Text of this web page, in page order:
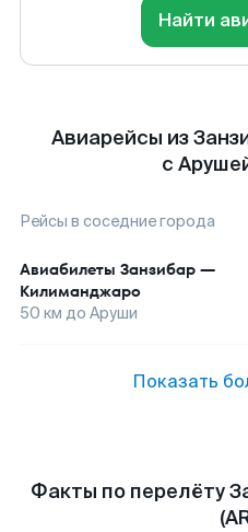
Найти
Авиарейсы из
с
Рейсы в соседние города
Авиабилеты Занзибар —
Килиманджаро
50 км до Аруши
Показать
Факты по перелёту